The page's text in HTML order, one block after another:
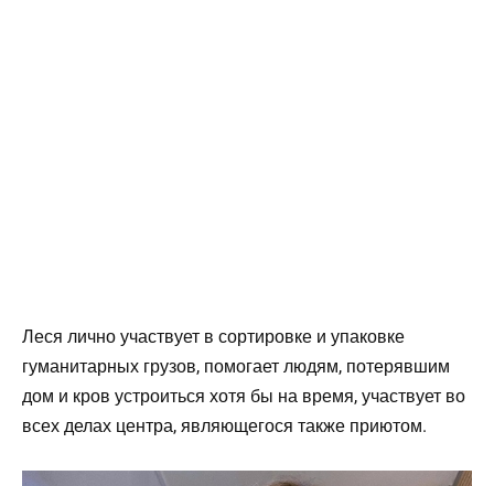
Леся лично участвует в сортировке и упаковке
гуманитарных грузов, помогает людям, потерявшим
дом и кров устроиться хотя бы на время, участвует во
всех делах центра, являющегося также приютом.